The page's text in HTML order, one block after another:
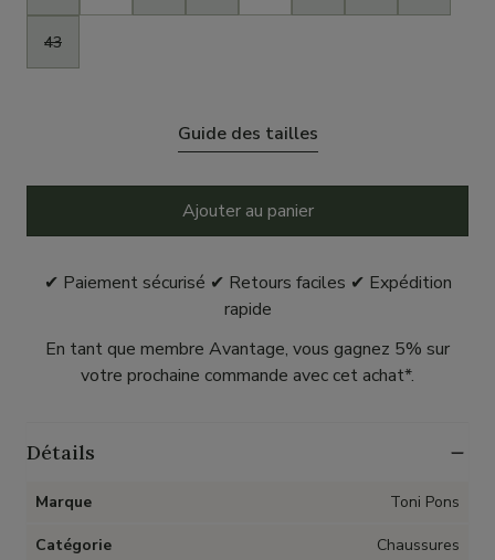
43
Guide des tailles
Ajouter au panier
✔ Paiement sécurisé ✔ Retours faciles ✔ Expédition
rapide
En tant que membre Avantage, vous gagnez 5% sur
votre prochaine commande avec cet achat*.
Détails
Marque Toni Pons
Catégorie Chaussures